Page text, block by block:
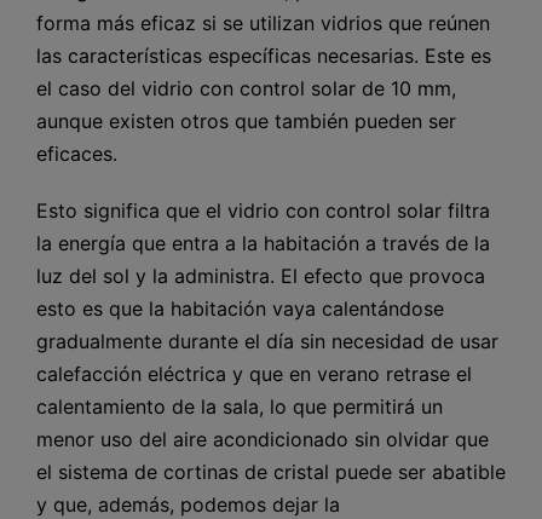
forma más eficaz si se utilizan vidrios que reúnen
las características específicas necesarias. Este es
el caso del vidrio con control solar de 10 mm,
aunque existen otros que también pueden ser
eficaces.
Esto significa que el vidrio con control solar filtra
la energía que entra a la habitación a través de la
luz del sol y la administra. El efecto que provoca
esto es que la habitación vaya calentándose
gradualmente durante el día sin necesidad de usar
calefacción eléctrica y que en verano retrase el
calentamiento de la sala, lo que permitirá un
menor uso del aire acondicionado sin olvidar que
el sistema de cortinas de cristal puede ser abatible
y que, además, podemos dejar la